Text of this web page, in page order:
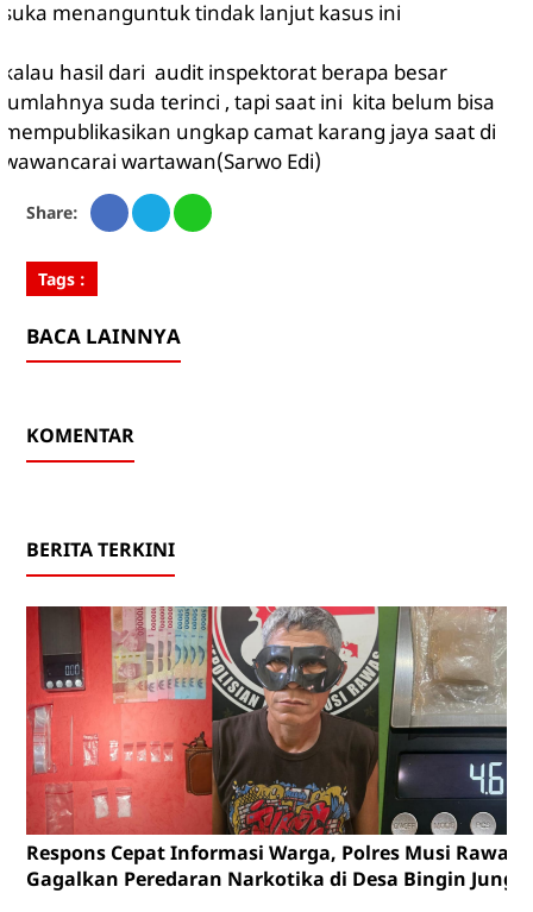
suka menanguntuk tindak lanjut kasus ini
kalau hasil dari audit inspektorat berapa besar
jumlahnya suda terinci , tapi saat ini kita belum bisa
mempublikasikan ungkap camat karang jaya saat di
wawancarai wartawan(Sarwo Edi)
Share:
Tags :
BACA LAINNYA
KOMENTAR
BERITA TERKINI
Respons Cepat Informasi Warga, Polres Musi Rawas
Gagalkan Peredaran Narkotika di Desa Bingin